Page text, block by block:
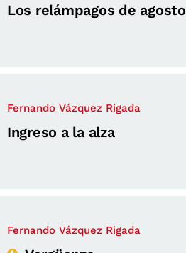
Los relámpagos de agosto
Fernando Vázquez Rigada
Ingreso a la alza
Fernando Vázquez Rigada